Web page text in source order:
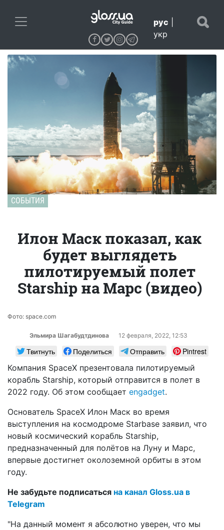
рус
укр
СОБЫТИЯ
Илон Маск показал, как
будет выглядеть
пилотируемый полет
Starship на Марс (видео)
Фото: space.com
Эльмира Шагабудтдинова 12 февраля, 2022, 12:53
Твитнуть Поделиться Отправить
Pintrest
Компания SpaceX презентовала пилотируемый
корабль Starship, который отправится в полет в
2022 году. Об этом сообщает engadget.
Основатель SpaceX Илон Маск во время
выступления на космодроме Starbase заявил, что
новый космический корабль Starship,
предназначенный для полётов на Луну и Марс,
впервые достигнет околоземной орбиты в этом
году.
Не забудьте подписаться на канал Gloss.ua в
Telegram
"На данный момент я абсолютно уверен, что мы